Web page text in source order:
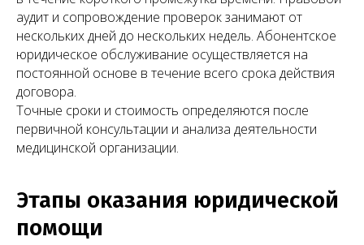
аудит и сопровождение проверок занимают от
нескольких дней до нескольких недель. Абонентское
юридическое обслуживание осуществляется на
постоянной основе в течение всего срока действия
договора.
Точные сроки и стоимость определяются после
первичной консультации и анализа деятельности
медицинской организации.
Этапы оказания юридической
помощи
Все статьи